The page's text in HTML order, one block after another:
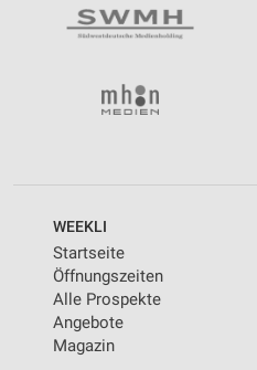
WEEKLI
Startseite
Öffnungszeiten
Alle Prospekte
Angebote
Magazin